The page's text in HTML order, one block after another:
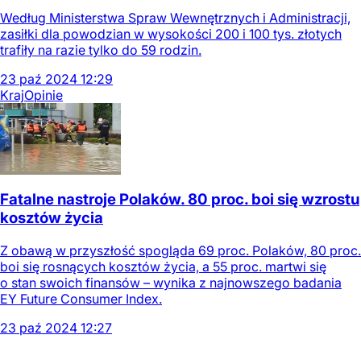
Według Ministerstwa Spraw Wewnętrznych i Administracji,
zasiłki dla powodzian w wysokości 200 i 100 tys. złotych
trafiły na razie tylko do 59 rodzin.
23 paź 2024 12:29
KrajOpinie
Fatalne nastroje Polaków. 80 proc. boi się wzrostu
kosztów życia
Z obawą w przyszłość spogląda 69 proc. Polaków, 80 proc.
boi się rosnących kosztów życia, a 55 proc. martwi się
o stan swoich finansów – wynika z najnowszego badania
EY Future Consumer Index.
23 paź 2024 12:27